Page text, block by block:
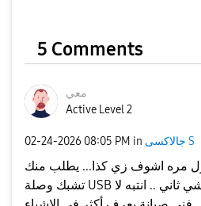
5 Comments
معي
Active Level 2
‎02-24-2026 08:05 PM in جالاكسى S
مره اشوف زي كذا... يطلب منك
تشبك وصلة USB كبيل تنزيل برنامج او شي ثاني .. انتبه لا